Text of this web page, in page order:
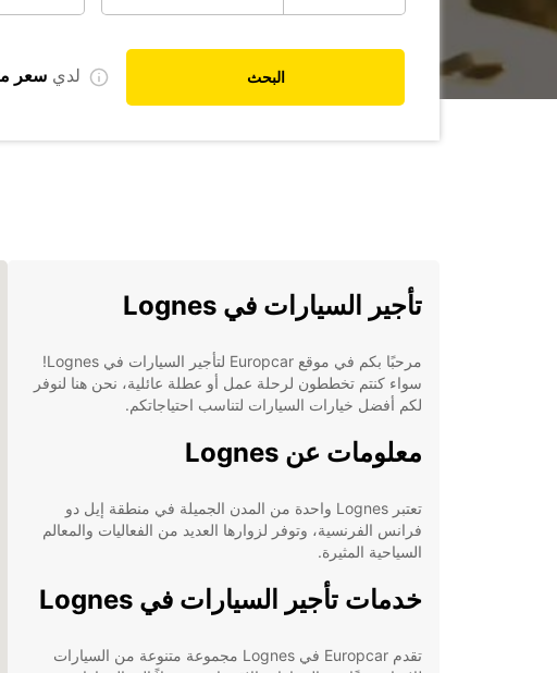
لدي سعر البحث
تأجير السيارات في Lognes
مرحبًا بكم في موقع Europcar لتأجير السيارات في Lognes!
سواء كنتم تخططون لرحلة عمل أو عطلة عائلية، نحن هنا لنوفر
لكم أفضل خيارات السيارات لتناسب احتياجاتكم.
معلومات عن Lognes
تعتبر Lognes واحدة من المدن الجميلة في منطقة إيل دو
فرانس الفرنسية، وتوفر لزوارها العديد من الفعاليات والمعالم
السياحية المثيرة.
خدمات تأجير السيارات في Lognes
تقدم Europcar في Lognes مجموعة متنوعة من السيارات